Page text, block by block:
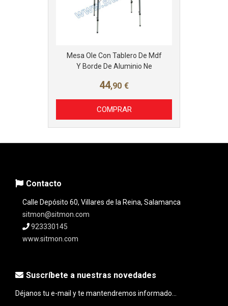
Mesa Ole Con Tablero De Mdf
Y Borde De Aluminio Ne
44,90 €
COMPRAR
Contacto
Calle Depósito 60, Villares de la Reina, Salamanca
sitmon@sitmon.com
923330145
www.sitmon.com
Suscríbete a nuestras novedades
Déjanos tu e-mail y te mantendremos informado...